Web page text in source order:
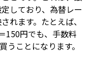
しており、為替レー
れます。たとえば、
150円でも、手数料
うことになります。